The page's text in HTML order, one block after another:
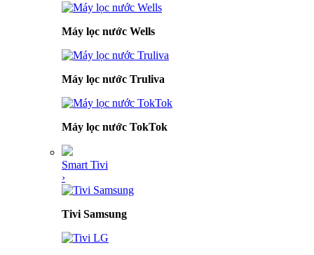
Máy lọc nước Wells
Máy lọc nước Truliva
Máy lọc nước TokTok
Smart Tivi
›
Tivi Samsung